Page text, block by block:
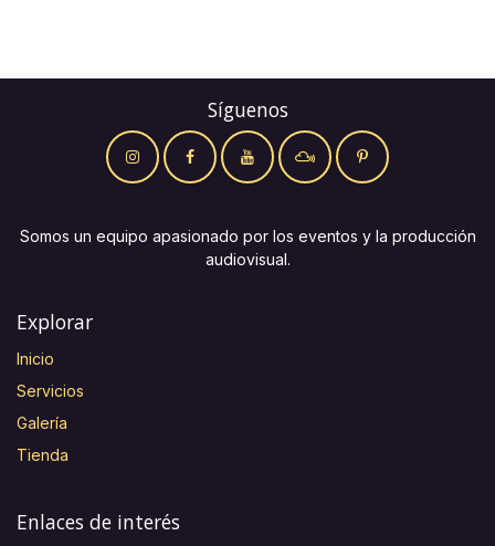
Síguenos
Somos un equipo apasionado por los eventos y la producción
audiovisual.
Explorar
Inicio
Servicios
Galería
Tienda
Enlaces de interés